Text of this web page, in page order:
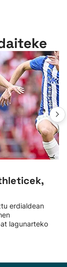
erdialdean
lagunarteko